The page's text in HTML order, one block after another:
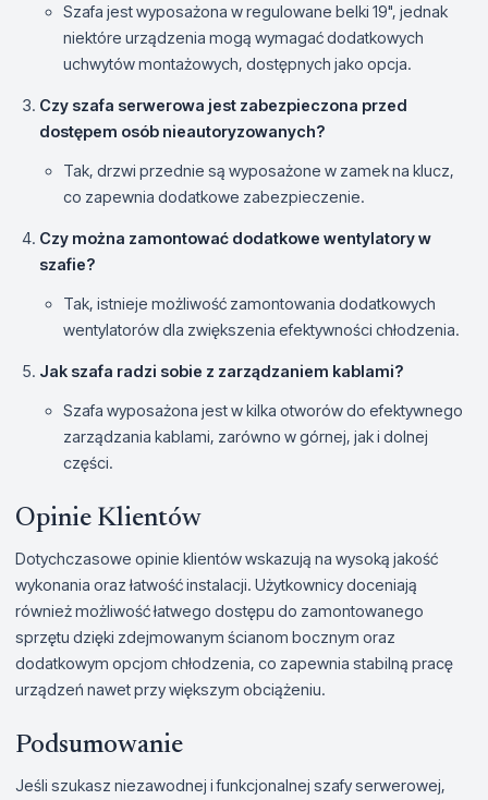
Szafa jest wyposażona w regulowane belki 19", jednak
niektóre urządzenia mogą wymagać dodatkowych
uchwytów montażowych, dostępnych jako opcja.
Czy szafa serwerowa jest zabezpieczona przed
dostępem osób nieautoryzowanych?
Tak, drzwi przednie są wyposażone w zamek na klucz,
co zapewnia dodatkowe zabezpieczenie.
Czy można zamontować dodatkowe wentylatory w
szafie?
Tak, istnieje możliwość zamontowania dodatkowych
wentylatorów dla zwiększenia efektywności chłodzenia.
Jak szafa radzi sobie z zarządzaniem kablami?
Szafa wyposażona jest w kilka otworów do efektywnego
zarządzania kablami, zarówno w górnej, jak i dolnej
części.
Opinie Klientów
Dotychczasowe opinie klientów wskazują na wysoką jakość
wykonania oraz łatwość instalacji. Użytkownicy doceniają
również możliwość łatwego dostępu do zamontowanego
sprzętu dzięki zdejmowanym ścianom bocznym oraz
dodatkowym opcjom chłodzenia, co zapewnia stabilną pracę
urządzeń nawet przy większym obciążeniu.
Podsumowanie
Jeśli szukasz niezawodnej i funkcjonalnej szafy serwerowej,